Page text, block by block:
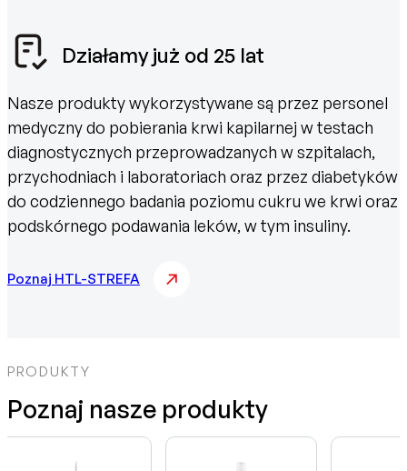
Działamy już od 25 lat
Nasze produkty wykorzystywane są przez personel
medyczny do pobierania krwi kapilarnej w testach
diagnostycznych przeprowadzanych w szpitalach,
przychodniach i laboratoriach oraz przez diabetyków
do codziennego badania poziomu cukru we krwi oraz
podskórnego podawania leków, w tym insuliny.
Poznaj HTL-STREFA
PRODUKTY
Poznaj nasze produkty